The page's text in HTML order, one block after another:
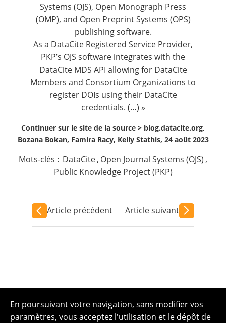
Systems (OJS), Open Monograph Press
(OMP), and Open Preprint Systems (OPS)
publishing software.
As a DataCite Registered Service Provider,
PKP’s OJS software integrates with the
DataCite MDS API allowing for DataCite
Members and Consortium Organizations to
register DOIs using their DataCite
credentials. (…) »
Continuer sur le site de la source > blog.datacite.org,
Bozana Bokan, Famira Racy, Kelly Stathis, 24 août 2023
Mots-clés : DataCite, Open Journal Systems (OJS) ,
Public Knowledge Project (PKP)
Article précédent Article suivant
En poursuivant votre navigation, sans modifier vos
paramètres, vous acceptez l'utilisation et le dépôt de